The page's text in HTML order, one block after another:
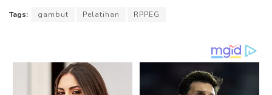
Tags: gambut Pelatihan RPPEG